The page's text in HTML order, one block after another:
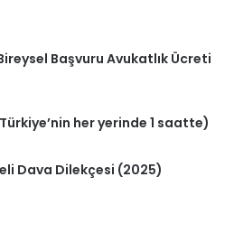
Başvuru Avukatlık Ücreti
her yerinde 1 saatte)
Dava Dilekçesi (2025)